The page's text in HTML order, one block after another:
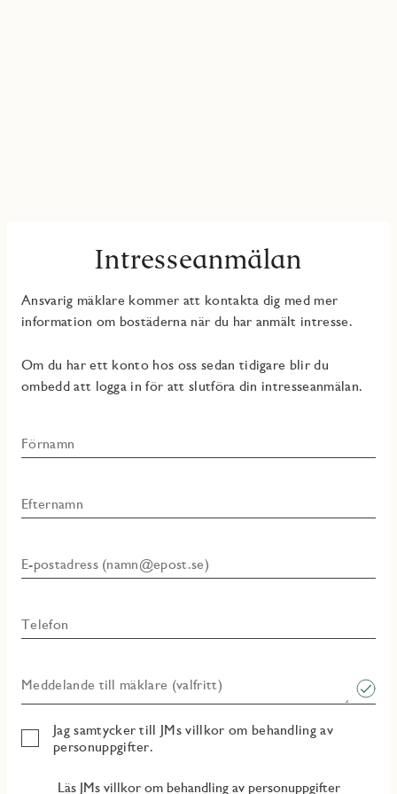
Intresseanmälan
Ansvarig mäklare kommer att kontakta dig med mer
information om bostäderna när du har anmält intresse.
Om du har ett konto hos oss sedan tidigare blir du
ombedd att logga in för att slutföra din intresseanmälan.
Förnamn
Efternamn
E-postadress (namn@epost.se)
Telefon
Meddelande till mäklare (valfritt)
Jag samtycker till JMs villkor om behandling av
personuppgifter.
Läs JMs villkor om behandling av personuppgifter